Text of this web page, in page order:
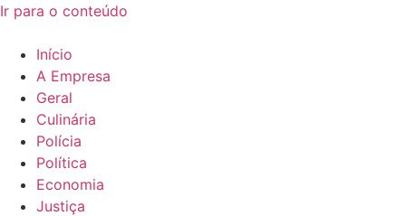
Ir para o conteúdo
Início
A Empresa
Geral
Culinária
Polícia
Política
Economia
Justiça